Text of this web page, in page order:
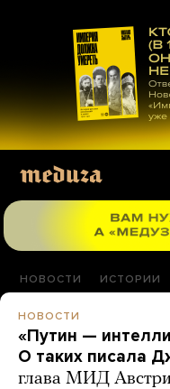
материалам
НОВОСТИ ИСТОРИИ
НОВОСТИ
«Путин —
О таких писала
глава МИД